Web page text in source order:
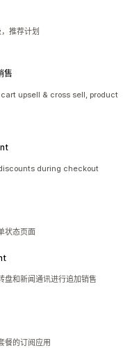
推荐计划
售
cart upsell & cross sell, product
during checkout
状态页面
盘和新闻通讯进行追加销售
餐的订阅应用